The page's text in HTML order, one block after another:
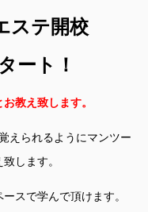
ステ開校
ート！
教え致します。
えられるようにマンツー
します。
スで学んで頂けます。